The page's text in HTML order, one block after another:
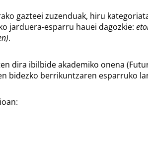
gazteei zuzenduak, hiru
jarduera-esparru hauei dagozkie:
.
dira ibilbide akademiko onena
bidezko berrikuntzaren esparruko